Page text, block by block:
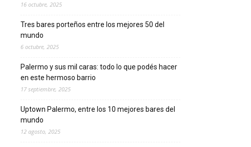
16 octubre, 2025
Tres bares porteños entre los mejores 50 del
mundo
6 octubre, 2025
Palermo y sus mil caras: todo lo que podés hacer
en este hermoso barrio
17 septiembre, 2025
Uptown Palermo, entre los 10 mejores bares del
mundo
12 agosto, 2025